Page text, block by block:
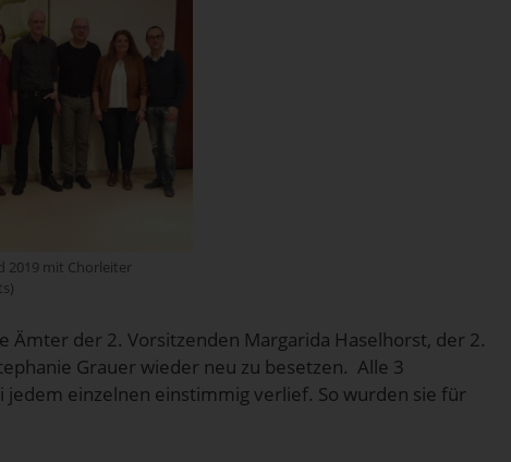
2019 mit Chorleiter
Ämter der 2. Vorsitzenden Margarida Haselhorst, der 2.
Grauer wieder neu zu besetzen. Alle 3
einzelnen einstimmig verlief. So wurden sie für